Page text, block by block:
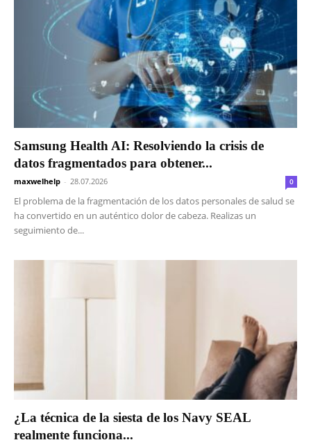
Samsung Health AI: Resolviendo la crisis de
datos fragmentados para obtener...
maxwelhelp - 28.07.2026 0
El problema de la fragmentación de los datos personales de salud se
ha convertido en un auténtico dolor de cabeza. Realizas un
seguimiento de...
¿La técnica de la siesta de los Navy SEAL
realmente funciona...